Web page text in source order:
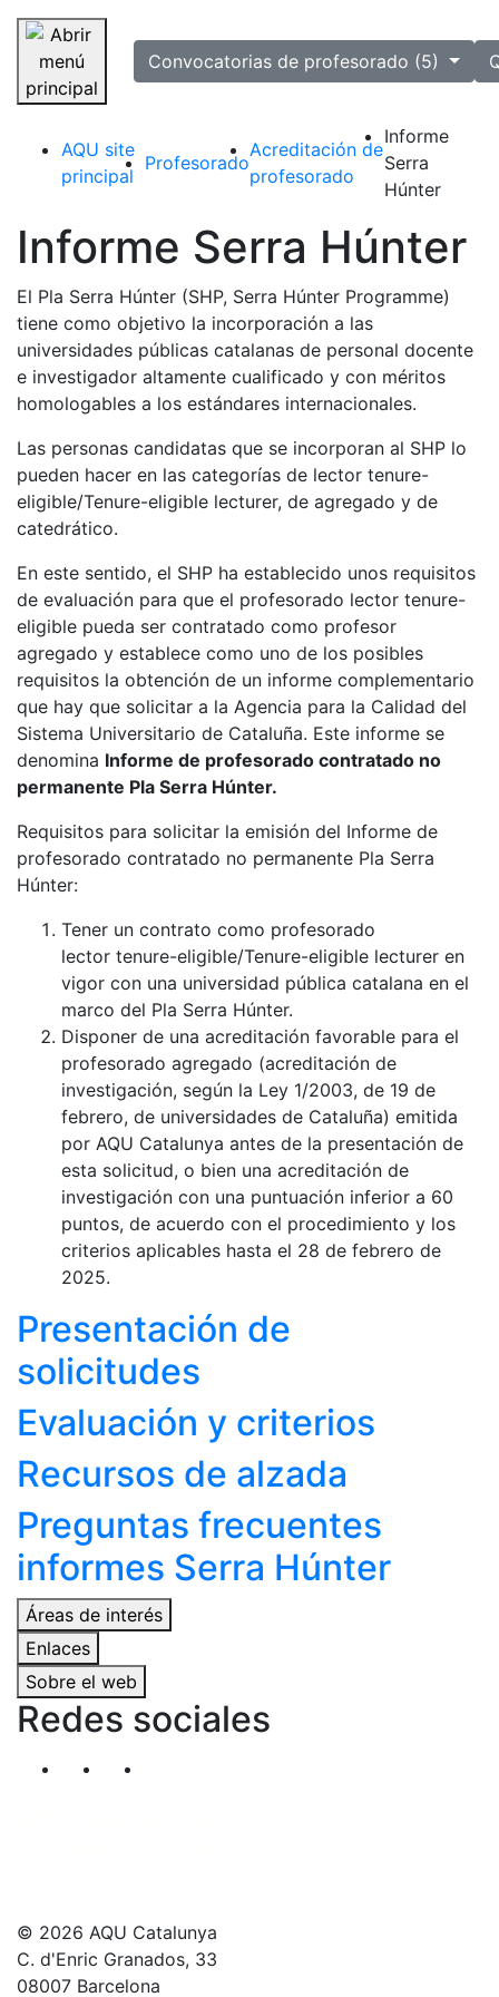
Saltar navegación
selectedConvocatorias de profesorado (5)
AQU site
principal
Profesorado
Acreditación de
profesorado
Informe
Serra
Húnter
Informe Serra Húnter
El Pla Serra Húnter (SHP, Serra Húnter Programme)
tiene como objetivo la incorporación a las
universidades públicas catalanas de personal docente
e investigador altamente cualificado y con méritos
homologables a los estándares internacionales.
Las personas candidatas que se incorporan al SHP lo
pueden hacer en las categorías de lector tenure-
eligible/Tenure-eligible lecturer, de agregado y de
catedrático.
En este sentido, el SHP ha establecido unos requisitos
de evaluación para que el profesorado lector tenure-
eligible pueda ser contratado como profesor
agregado y establece como uno de los posibles
requisitos la obtención de un informe complementario
que hay que solicitar a la Agencia para la Calidad del
Sistema Universitario de Cataluña. Este informe se
denomina Informe de profesorado contratado no
permanente Pla Serra Húnter.
Requisitos para solicitar la emisión del Informe de
profesorado contratado no permanente Pla Serra
Húnter:
Tener un contrato como profesorado
lector tenure-eligible/Tenure-eligible lecturer en
vigor con una universidad pública catalana en el
marco del Pla Serra Húnter.
Disponer de una acreditación favorable para el
profesorado agregado (acreditación de
investigación, según la Ley 1/2003, de 19 de
febrero, de universidades de Cataluña) emitida
por AQU Catalunya antes de la presentación de
esta solicitud, o bien una acreditación de
investigación con una puntuación inferior a 60
puntos, de acuerdo con el procedimiento y los
criterios aplicables hasta el 28 de febrero de
2025.
Presentación de
solicitudes
Evaluación y criterios
Recursos de alzada
Preguntas frecuentes
informes Serra Húnter
Áreas de interés
Enlaces
Sobre el web
Redes sociales
Segueix-nos al nostre canal de Twitter
© 2026 AQU Catalunya
C. d'Enric Granados, 33
08007 Barcelona